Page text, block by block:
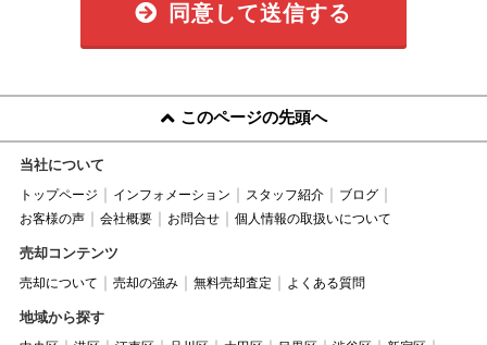
同意して送信する
このページの先頭へ
当社について
トップページ インフォメーション スタッフ紹介
ブログ
お客様の声
会社概要 お問合せ 個人情報の取扱いについて
売却コンテンツ
売却について 売却の強み 無料売却査定 よくある質問
地域から探す